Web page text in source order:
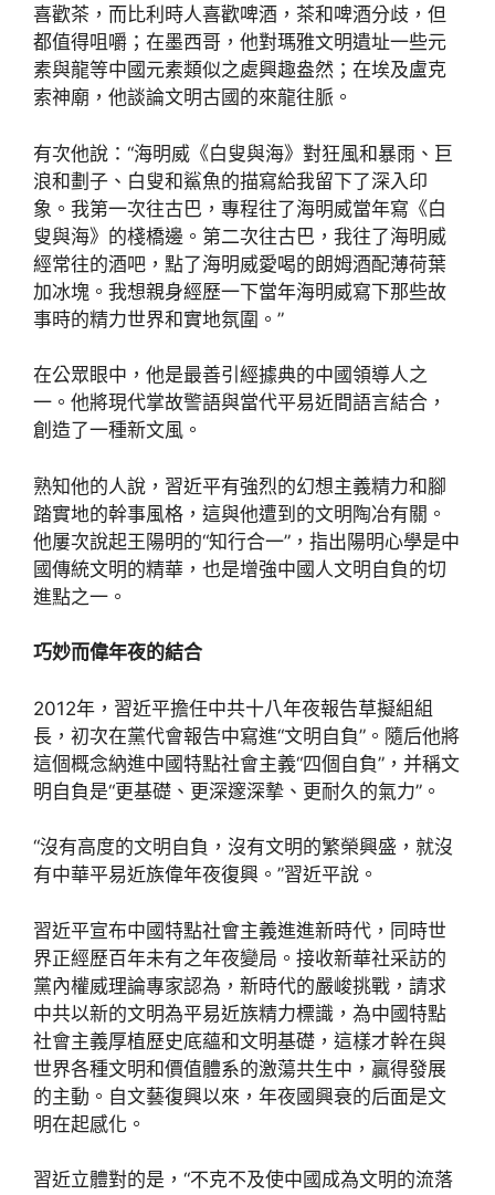
喜歡茶，而比利時人喜歡啤酒，茶和啤酒分歧，但
都值得咀嚼；在墨西哥，他對瑪雅文明遺址一些元
素與龍等中國元素類似之處興趣盎然；在埃及盧克
索神廟，他談論文明古國的來龍往脈。
有次他說：“海明威《白叟與海》對狂風和暴雨、巨
浪和劃子、白叟和鯊魚的描寫給我留下了深入印
象。我第一次往古巴，專程往了海明威當年寫《白
叟與海》的棧橋邊。第二次往古巴，我往了海明威
經常往的酒吧，點了海明威愛喝的朗姆酒配薄荷葉
加冰塊。我想親身經歷一下當年海明威寫下那些故
事時的精力世界和實地氛圍。”
在公眾眼中，他是最善引經據典的中國領導人之
一。他將現代掌故警語與當代平易近間語言結合，
創造了一種新文風。
熟知他的人說，習近平有強烈的幻想主義精力和腳
踏實地的幹事風格，這與他遭到的文明陶冶有關。
他屢次說起王陽明的“知行合一”，指出陽明心學是中
國傳統文明的精華，也是增強中國人文明自負的切
進點之一。
巧妙而偉年夜的結合
2012年，習近平擔任中共十八年夜報告草擬組組
長，初次在黨代會報告中寫進“文明自負”。隨后他將
這個概念納進中國特點社會主義“四個自負”，并稱文
明自負是“更基礎、更深邃深摯、更耐久的氣力”。
“沒有高度的文明自負，沒有文明的繁榮興盛，就沒
有中華平易近族偉年夜復興。”習近平說。
習近平宣布中國特點社會主義進進新時代，同時世
界正經歷百年未有之年夜變局。接收新華社采訪的
黨內權威理論專家認為，新時代的嚴峻挑戰，請求
中共以新的文明為平易近族精力標識，為中國特點
社會主義厚植歷史底蘊和文明基礎，這樣才幹在與
世界各種文明和價值體系的激蕩共生中，贏得發展
的主動。自文藝復興以來，年夜國興衰的后面是文
明在起感化。
習近立體對的是，“不克不及使中國成為文明的流落